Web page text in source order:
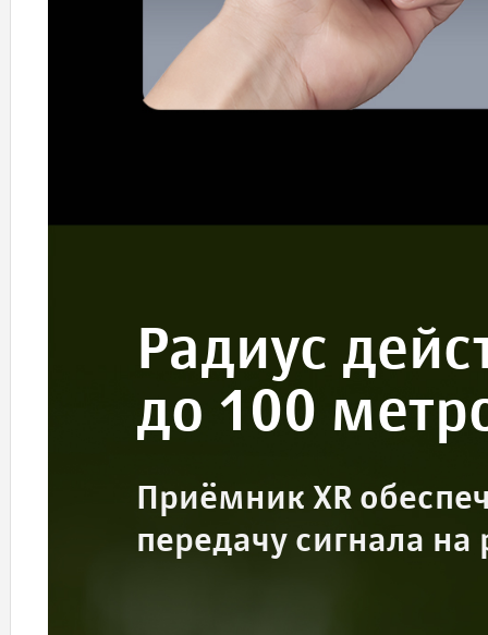
Радиус
до 100
Приёмник XR
передачу сигнала